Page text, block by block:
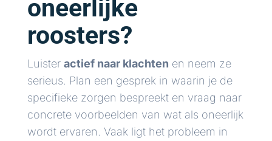
oneerlijke
roosters?
Luister actief naar klachten en neem ze
serieus. Plan een gesprek in waarin je de
specifieke zorgen bespreekt en vraag naar
concrete voorbeelden van wat als oneerlijk
wordt ervaren. Vaak ligt het probleem in